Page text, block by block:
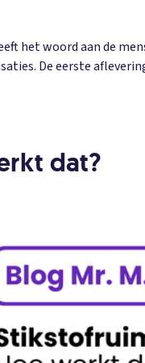
het woord aan de
De eerste
dat?